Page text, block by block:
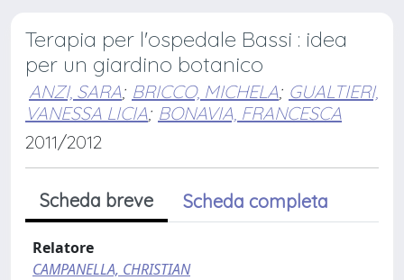
Terapia per l'ospedale Bassi : idea
per un giardino botanico
ANZI, SARA; BRICCO, MICHELA; GUALTIERI,
VANESSA LICIA; BONAVIA, FRANCESCA
2011/2012
Scheda breve Scheda completa
Relatore
CAMPANELLA, CHRISTIAN